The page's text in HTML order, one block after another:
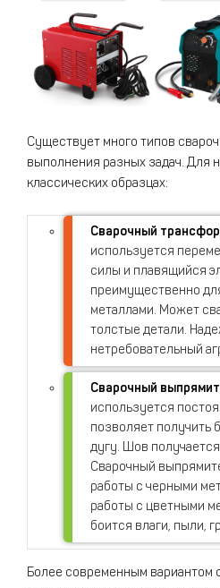
Существует много типов
выполнения разных задач. Для
классических образцах:
Сварочный
используется
силы и плавящийся
преимущественно
металлами. Может
толстые детали.
нетребовательный
Сварочный
используется
позволяет получить
дугу. Шов
Сварочный
работы с черными
работы с цветными
боится влаги, пыли,
Более современным вариантом